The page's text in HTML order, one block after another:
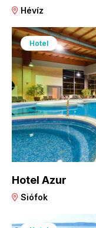
Hévíz
Hotel
Hotel Azur
Siófok